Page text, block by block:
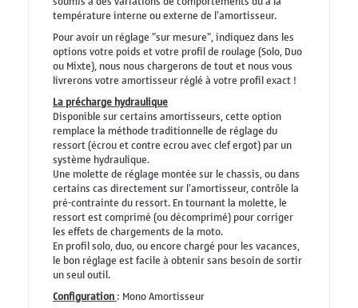
température interne ou externe de l'amortisseur.
Pour avoir un réglage "sur mesure", indiquez dans les
options votre poids et votre profil de roulage (Solo, Duo
ou Mixte), nous nous chargerons de tout et nous vous
livrerons votre amortisseur réglé à votre profil exact !
La précharge hydraulique
Disponible sur certains amortisseurs, cette option
remplace la méthode traditionnelle de réglage du
ressort (écrou et contre ecrou avec clef ergot) par un
système hydraulique.
Une molette de réglage montée sur le chassis, ou dans
certains cas directement sur l'amortisseur, contrôle la
pré-contrainte du ressort. En tournant la molette, le
ressort est comprimé (ou décomprimé) pour corriger
les effets de chargements de la moto.
En profil solo, duo, ou encore chargé pour les vacances,
le bon réglage est facile à obtenir sans besoin de sortir
un seul outil.
Configuration: Mono Amortisseur